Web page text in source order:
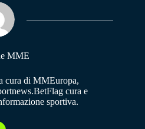
MME
cura di MMEuropa,
cura e
sportiva.